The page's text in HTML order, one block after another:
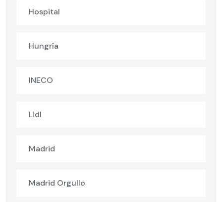
Hospital
Hungría
INECO
Lidl
Madrid
Madrid Orgullo